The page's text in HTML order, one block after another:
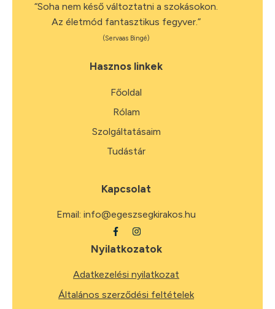
“Soha nem késő változtatni a szokásokon.
Az életmód fantasztikus fegyver.”
(Servaas Bingé)
Hasznos linkek
Főoldal
Rólam
Szolgáltatásaim
Tudástár
Kapcsolat
Email: info@egeszsegkirakos.hu
Nyilatkozatok
Adatkezelési nyilatkozat
Általános szerződési feltételek